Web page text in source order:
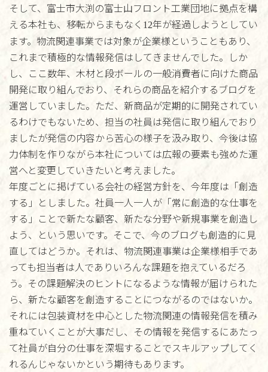
そして、富士市大渕の富士山フロント工業団地に拠点を構
える本社も、移転からまもなく 12年が経過しようとしてい
ます。物流関連事業では対象が企業様ということもあり、
これまで積極的な情報発信はしてきませんでした。しか
し、ここ数年、木材と段ボールの一般消費者に向けた商品
開発に取り組んでおり、それらの商品を紹介するブログを
運営していました。ただ、新商品が定期的に開発されてい
るわけでもないため、担当の社員は発信に取り組んでおり
ましたが発信の内容から苦心の様子を汲み取り、今後は協
力体制を作りながら本社については広報の要素も強めた運
営へと変更していきたいと考えました。
年度ごとに掲げている会社の経営方針を、今年度は「創造
する」としました。社員一人一人が「常に創造的な仕事を
する」ことで新たな顧客、新たな分野や新規事業を創造し
よう、という思いです。そこで、今のブログも創造的に見
直してはどうか。それは、物流関連事業は企業様相手であ
っても担当者は人でありいろんな課題を抱えているだろ
う。その課題解決のヒントになるような情報が届けられた
ら、新たな顧客を創造することにつながるのではないか。
それには包装資材を中心とした物流関連の情報発信を積み
重ねていくことが大事だし、その情報を発信するにあたっ
て社員が自分の仕事を深堀することでスキルアップしてく
れるんじゃないかという期待もあります。